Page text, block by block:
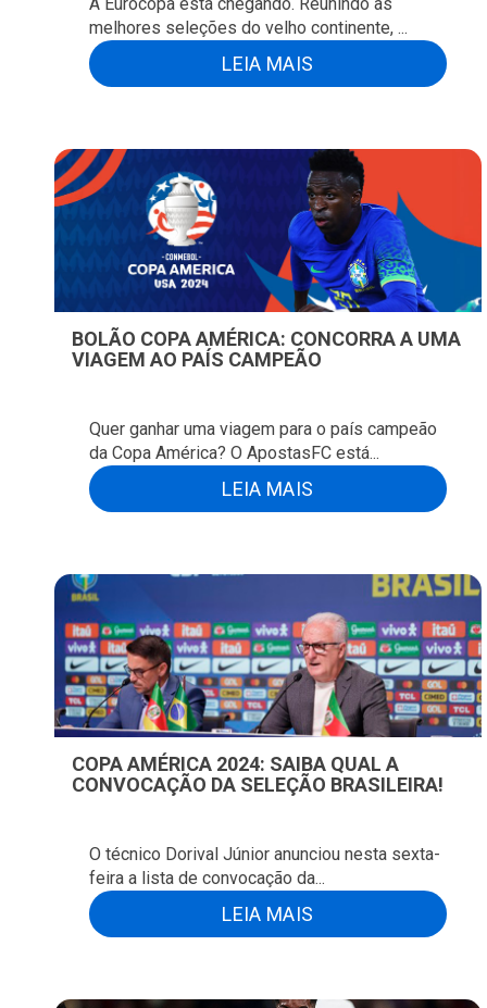
melhores seleções do velho continente, ...
LEIA MAIS
BOLÃO COPA AMÉRICA: CONCORRA A UMA
VIAGEM AO PAÍS CAMPEÃO
Quer ganhar uma viagem para o país campeão
da Copa América? O ApostasFC está...
LEIA MAIS
COPA AMÉRICA 2024: SAIBA QUAL A
CONVOCAÇÃO DA SELEÇÃO BRASILEIRA!
O técnico Dorival Júnior anunciou nesta sexta-
feira a lista de convocação da...
LEIA MAIS